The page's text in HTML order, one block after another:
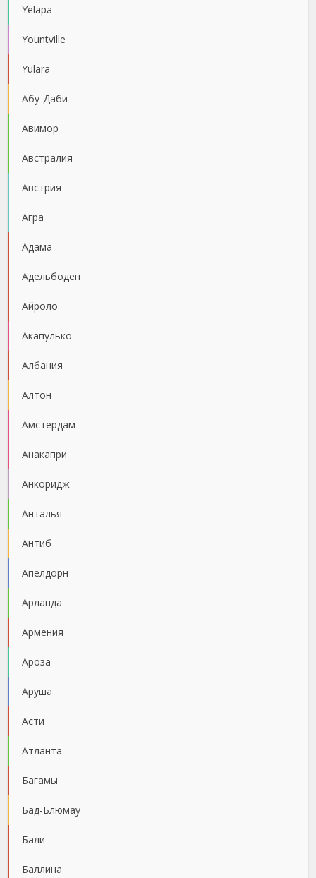
Yelapa
Yountville
Yulara
Абу-Даби
Авимор
Австралия
Австрия
Агра
Адама
Адельбоден
Айроло
Акапулько
Албания
Алтон
Амстердам
Анакапри
Анкоридж
Анталья
Антиб
Апелдорн
Арланда
Армения
Ароза
Аруша
Асти
Атланта
Багамы
Бад-Блюмау
Бали
Баллина